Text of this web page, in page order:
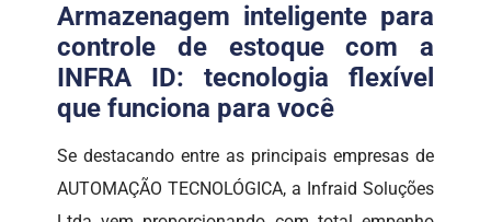
Armazenagem inteligente para
controle de estoque com a
INFRA ID: tecnologia flexível
que funciona para você
Se destacando entre as principais empresas de
AUTOMAÇÃO TECNOLÓGICA, a Infraid Soluções